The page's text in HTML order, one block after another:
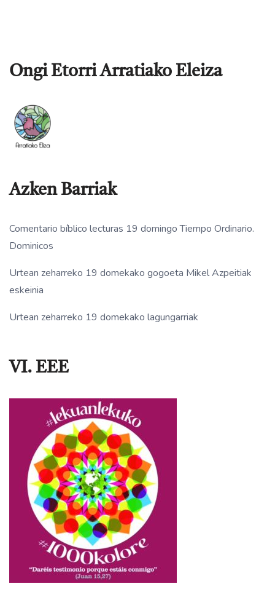
Ongi Etorri Arratiako Eleiza
Azken Barriak
Comentario bíblico lecturas 19 domingo Tiempo Ordinario.
Dominicos
Urtean zeharreko 19 domekako gogoeta Mikel Azpeitiak
eskeinia
Urtean zeharreko 19 domekako lagungarriak
VI. EEE